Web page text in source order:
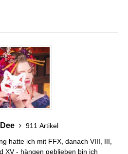
911 Artikel
hatte ich mit FFX, danach VIII, III,
XV - hängen geblieben bin ich